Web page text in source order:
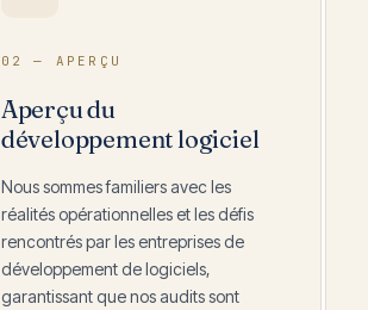
02 — APERÇU
Aperçu du
développement logiciel
Nous sommes familiers avec les
réalités opérationnelles et les défis
rencontrés par les entreprises de
développement de logiciels,
garantissant que nos audits sont